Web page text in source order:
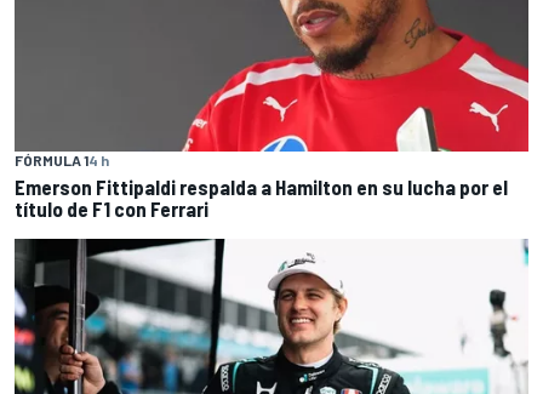
FÓRMULA 14 h
Emerson Fittipaldi respalda a Hamilton en su lucha por el
título de F1 con Ferrari